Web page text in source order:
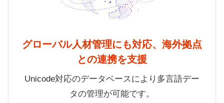
グローバル人材管理にも対応、海外拠点
との連携を支援
Unicode対応のデータベースにより多言語デー
タの管理が可能です。